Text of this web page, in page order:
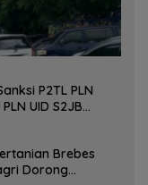
P2TL PLN
UID S2JB
Brebes
Dorong